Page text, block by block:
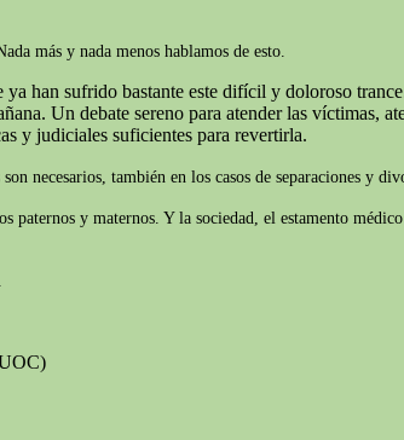
más y nada menos hablamos de esto.
han sufrido bastante este difícil y doloroso
Un debate sereno para atender las víctimas,
y judiciales suficientes para revertirla.
necesarios, también en los casos de separaciones y
paternos y maternos. Y la sociedad, el estamento